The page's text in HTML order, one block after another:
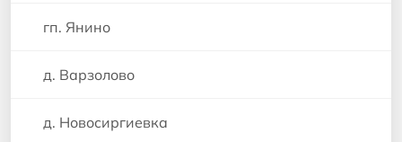
гп. Янино
д. Варзолово
д. Новосиргиевка